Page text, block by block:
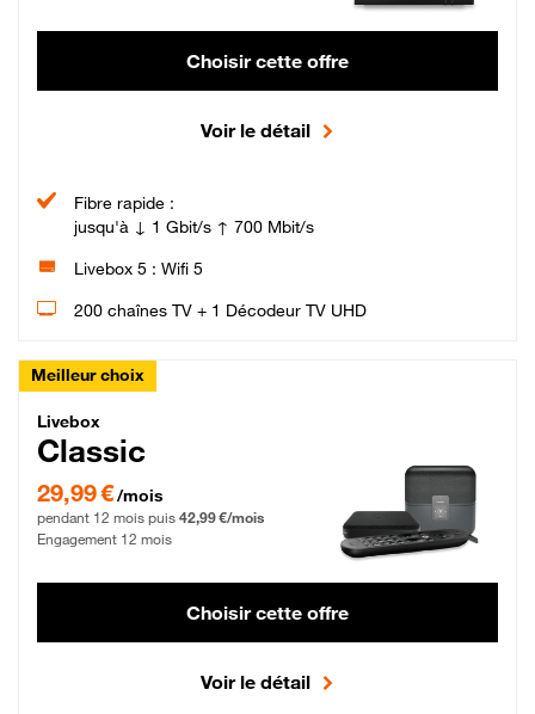
Choisir cette offre
Voir le détail
Fibre rapide :
jusqu'à ↓ 1 Gbit/s ↑ 700 Mbit/s
Livebox 5 : Wifi 5
200 chaînes TV + 1 Décodeur TV UHD
Meilleur choix
Livebox Classic Fibre
Livebox
Classic
29,99 € par mois pendant 12 mois puis 42,99 € par mois, Engagement 12 mois
29,99 €/mois
pendant 12 mois puis 42,99 €/mois
Engagement 12 mois
Choisir cette offre
Voir le détail